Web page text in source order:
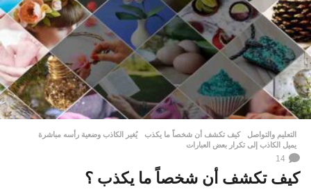
التعليم والتواصل كيف تكشف أن شخصاً ما يكذب ,
يُغير الكاذب وضعية رأسه مباشرة
يميل الكاذب إلى تكرار بعض العبارات
14
كيف تكشف أن شخصاً ما يكذب ؟